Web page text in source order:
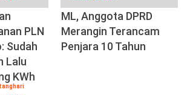
PLN
Sudah
Lalu
KWh
ML, Anggota DPRD
Merangin Terancam
Penjara 10 Tahun